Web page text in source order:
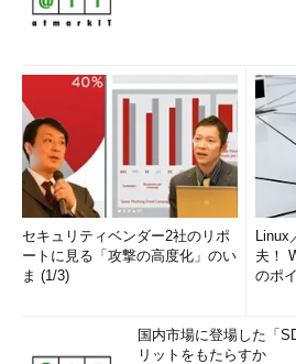
ト・メニューに登録したりできる。
「×」が表示される。これをクリックすると、こ
サイトが一覧から削除され、その次に参照数の多
いサイトが代わりに表示される。
IE9では、このページ上のアイコンを
のスタート・メニューに登録すること
ておいて、ツール・バーの歯車アイコ
イル］－［スタート メニューにサイ
い）。
セキュリティベンダー2社のリポ
ートに見る「攻撃の高度化」のい
ま (1/3)
Linux
夫！
のポ
国内市場に登場した「
リットをもたらすか